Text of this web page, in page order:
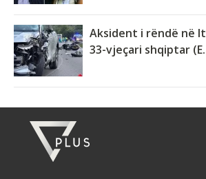
Aksident i rëndë në
33-vjeçari shqiptar